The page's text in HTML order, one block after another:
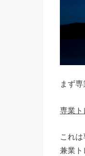
まず
専業ト
これ
兼業ト